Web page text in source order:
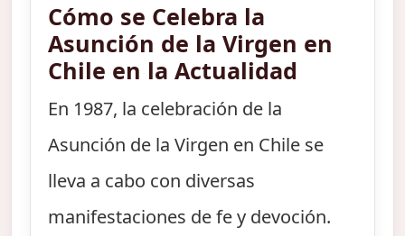
Cómo se Celebra la
Asunción de la Virgen en
Chile en la Actualidad
En 1987, la celebración de la
Asunción de la Virgen en Chile se
lleva a cabo con diversas
manifestaciones de fe y devoción.